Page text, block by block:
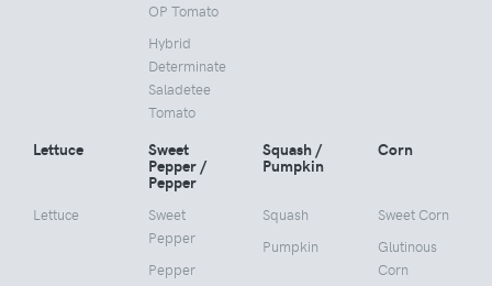
OP Tomato
Hybrid
Determinate
Saladetee
Tomato
Lettuce
Lettuce
Sweet
Pepper /
Pepper
Sweet
Pepper
Pepper
Squash /
Pumpkin
Squash
Pumpkin
Corn
Sweet Corn
Glutinous
Corn